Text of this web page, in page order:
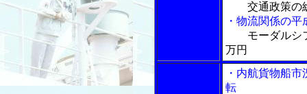
交通政策の
・物流関係の
モーダルシ
万円
・内航貨物船
転